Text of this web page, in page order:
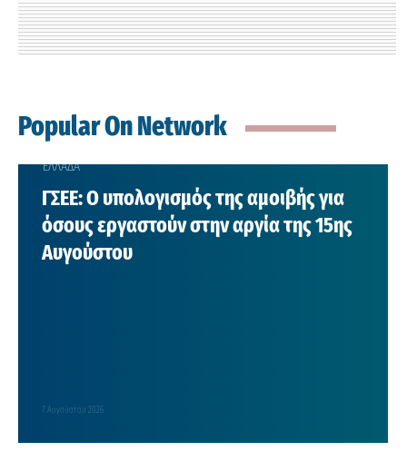
Popular On Network
ΕΛΛΑΔΑ
ΓΣΕΕ: Ο υπολογισμός της αμοιβής για
όσους εργαστούν στην αργία της 15ης
Αυγούστου
7 Αυγούστου 2026